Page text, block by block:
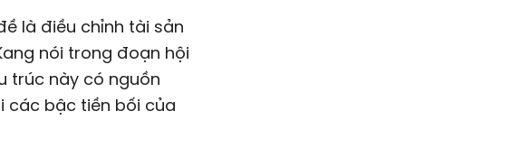
là điều chỉnh tài sản
nói trong đoạn hội
trúc này có nguồn
các bậc tiền bối của